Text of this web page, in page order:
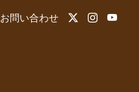
お問い合わせ